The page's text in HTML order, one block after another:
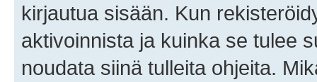
kirjautua sisään. Kun
aktivoinnista ja kuinka se tulee
noudata siinä tulleita ohjeita.